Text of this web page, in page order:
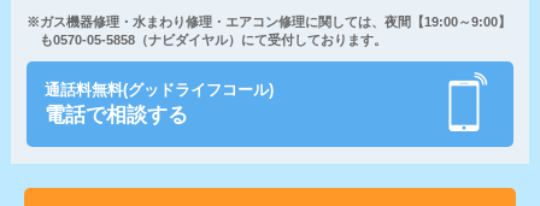
※ガス機器修理・水まわり修理・エアコン修理に関しては、夜間【19:00～9:00】
も0570-05-5858（ナビダイヤル）にて受付しております。
通話料無料(グッドライフコール)
電話で相談する